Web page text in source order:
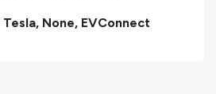
Tesla, None, EVConnect